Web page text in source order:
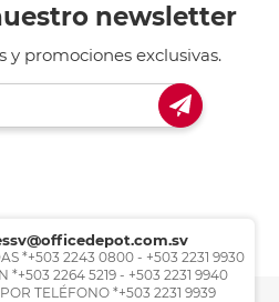
newsletter
y promociones exclusivas.
*+503 2243 0800 - +503 2231 9930
*+503 2264 5219 - +503 2231 9940
TELÉFONO *+503 2231 9939